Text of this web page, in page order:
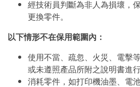
經技術員判斷為非人為損壞，
更換零件。
以下情形不在保用範圍內：
使用不當、疏忽、火災、電擊
或未遵照產品所附之說明書進行
消耗零件，如打印機油墨、電